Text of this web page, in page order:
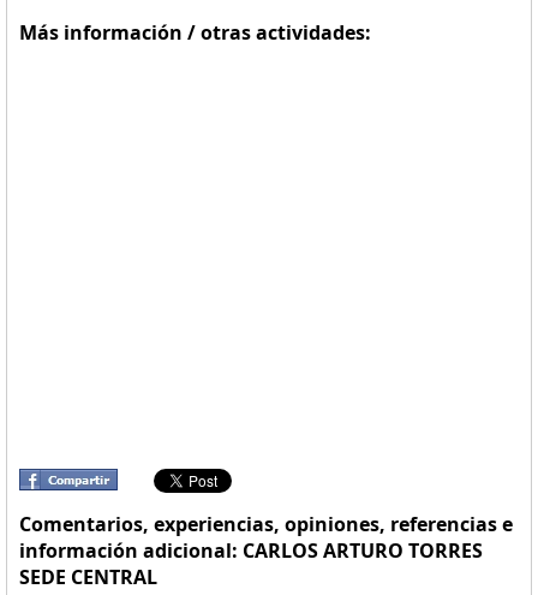
Más información / otras actividades:
Comentarios, experiencias, opiniones, referencias e
información adicional: CARLOS ARTURO TORRES
SEDE CENTRAL